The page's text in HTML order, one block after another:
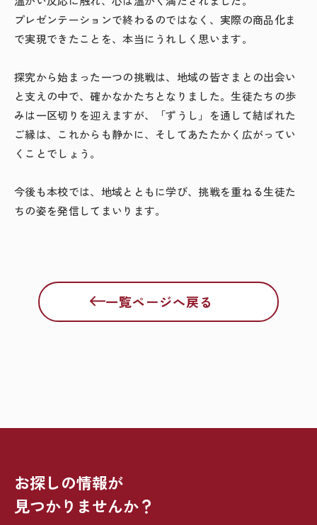
プレゼンテーションで終わるのではなく、実際の商品化ま
で実現できたことを、本当にうれしく思います。
探究から始まった一つの挑戦は、地域の皆さまとの出会い
と支えの中で、確かなかたちとなりました。生徒たちの歩
みは一区切りを迎えますが、「ずうし」を通して結ばれた
ご縁は、これからも静かに、そしてあたたかく広がってい
くことでしょう。
今後も本校では、地域とともに学び、挑戦を重ねる生徒た
ちの姿を発信してまいります。
一覧ページへ戻る
お探しの情報が
見つかりませんか？